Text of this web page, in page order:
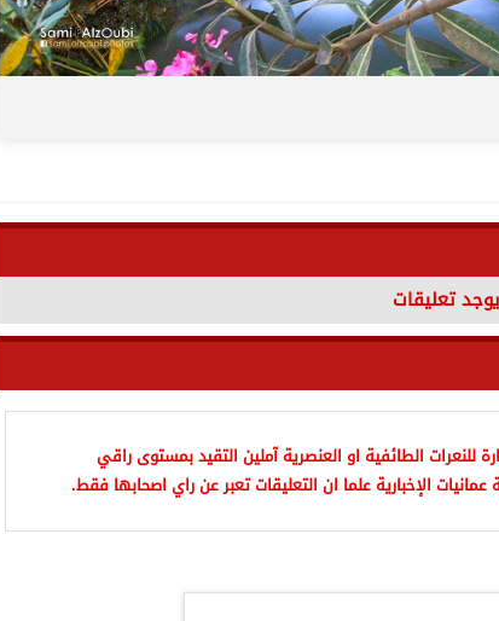
تعليقات
الطائفية او العنصرية آملين التقيد بمستوى راقي
الإخبارية علما ان التعليقات تعبر عن راي اصحابها فقط.